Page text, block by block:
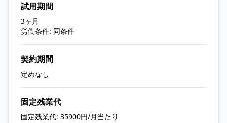
試用期間
3ヶ月
労働条件: 同条件
契約期間
定めなし
固定残業代
固定残業代: 35900円/月当たり